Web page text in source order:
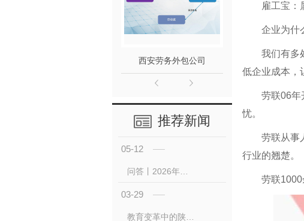
西安劳务外包公司 西安劳务
推荐新闻
05-12
问答丨2026年西安参加免 费 职业技能培训有何条件？
03-29
教育变革中的陕西培训产业：机遇与挑战
雇工宝：
企业为什
我们有多
低企业成本，
劳联06年
忧。
劳联从事
行业的翘楚。
劳联